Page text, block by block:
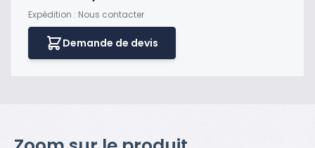
Expédition : Nous contacter
Demande de devis